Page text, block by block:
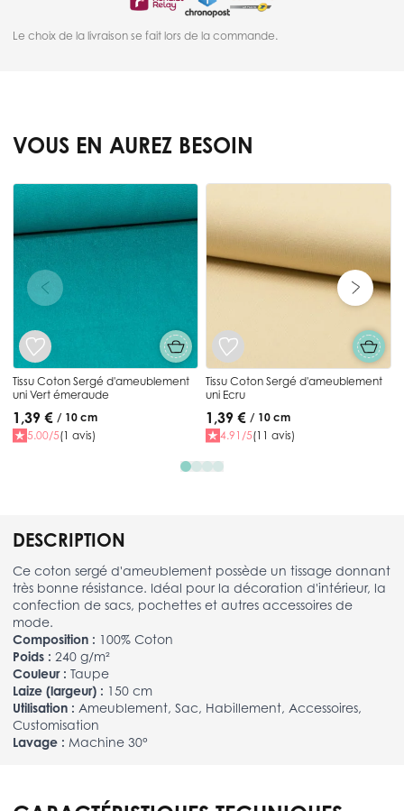
Le choix de la livraison se fait lors de la commande.
DESCRIPTION
Ce coton sergé d'ameublement possède un tissage donnant
très bonne résistance. Idéal pour la décoration d'intérieur, la
confection de sacs, pochettes et autres accessoires de
mode.
Composition : 100% Coton
Poids : 240 g/m²
Couleur : Taupe
Laize (largeur) : 150 cm
Utilisation : Ameublement, Sac, Habillement, Accessoires,
Customisation
Lavage : Machine 30°
VOUS EN AUREZ BESOIN
Press to skip carousel
Tissu Coton Sergé d'ameublement
uni Vert émeraude
1,39 € / 10 cm
5.00/5(1 avis)
Tissu Coton Sergé d'ameublement
uni Ecru
1,39 € / 10 cm
4.91/5(11 avis)